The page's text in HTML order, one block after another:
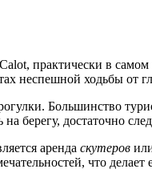
практически в
неспешной ходьбы от
Большинство
берегу, достаточно
аренда скутеров
что